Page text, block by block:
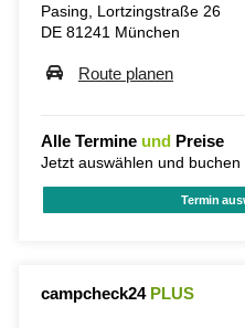
Pasing, Lortzingstraße 26
DE 81241 München
Route planen
Alle Termine und Preise
Jetzt auswählen und buchen
Termin
campcheck24 PLUS